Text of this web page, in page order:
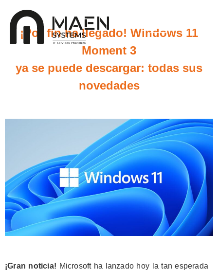
¡Por fin ha llegado! Windows 11
Moment 3
ya se puede descargar: todas sus
novedades
¡Gran noticia! Microsoft ha lanzado hoy la tan esperada